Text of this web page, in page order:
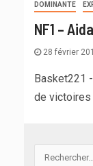
DOMINANTE
NF1 –
28 février
Basket221
de victoires